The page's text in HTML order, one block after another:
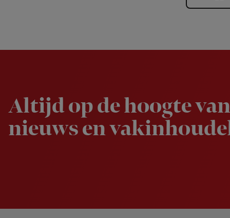
Altijd op de hoogte
nieuws en